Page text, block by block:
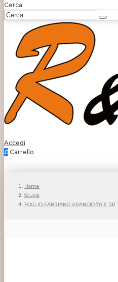
Cerca
Accedi
0 Carrello
Home
Scuola
FOGLIO FABRIANO ARANCIO 70 X 100